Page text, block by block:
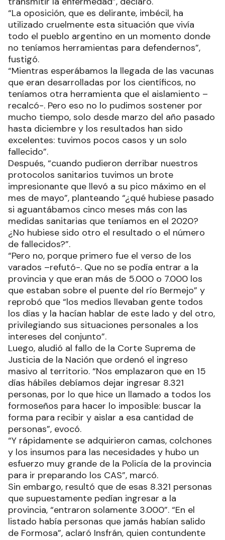
“La oposición, que es delirante, imbécil, ha
utilizado cruelmente esta situación que vivía
todo el pueblo argentino en un momento donde
no teníamos herramientas para defendernos”,
fustigó.
“Mientras esperábamos la llegada de las vacunas
que eran desarrolladas por los científicos, no
teníamos otra herramienta que el aislamiento –
recalcó-. Pero eso no lo pudimos sostener por
mucho tiempo, solo desde marzo del año pasado
hasta diciembre y los resultados han sido
excelentes: tuvimos pocos casos y un solo
fallecido”.
Después, “cuando pudieron derribar nuestros
protocolos sanitarios tuvimos un brote
impresionante que llevó a su pico máximo en el
mes de mayo”, planteando “¿qué hubiese pasado
si aguantábamos cinco meses más con las
medidas sanitarias que teníamos en el 2020?
¿No hubiese sido otro el resultado o el número
de fallecidos?”.
“Pero no, porque primero fue el verso de los
varados –refutó-. Que no se podía entrar a la
provincia y que eran más de 5.000 o 7.000 los
que estaban sobre el puente del río Bermejo” y
reprobó que “los medios llevaban gente todos
los días y la hacían hablar de este lado y del otro,
privilegiando sus situaciones personales a los
intereses del conjunto”.
Luego, aludió al fallo de la Corte Suprema de
Justicia de la Nación que ordenó el ingreso
masivo al territorio. “Nos emplazaron que en 15
días hábiles debíamos dejar ingresar 8.321
personas, por lo que hice un llamado a todos los
formoseños para hacer lo imposible: buscar la
forma para recibir y aislar a esa cantidad de
personas”, evocó.
“Y rápidamente se adquirieron camas, colchones
y los insumos para las necesidades y hubo un
esfuerzo muy grande de la Policía de la provincia
para ir preparando los CAS”, marcó.
Sin embargo, resultó que de esas 8.321 personas
que supuestamente pedían ingresar a la
provincia, “entraron solamente 3.000”. “En el
listado había personas que jamás habían salido
de Formosa”, aclaró Insfrán, quien contundente